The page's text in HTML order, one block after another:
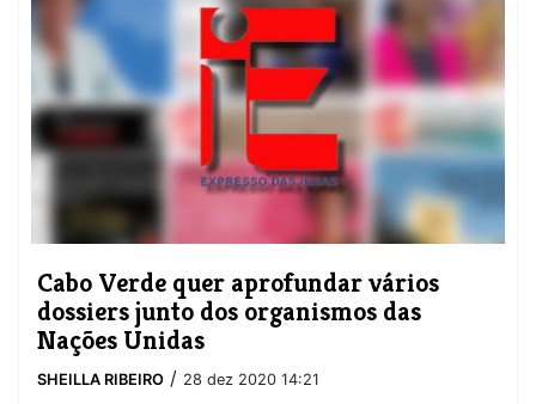
Cabo Verde quer aprofundar vários
dossiers junto dos organismos das
Nações Unidas
SHEILLA RIBEIRO / 28 dez 2020 14:21